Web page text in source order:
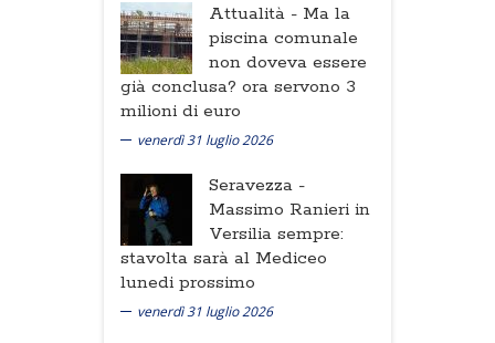
Attualità - Ma la
piscina comunale
non doveva essere
già conclusa? ora servono 3
milioni di euro
venerdì 31 luglio 2026
Seravezza -
Massimo Ranieri in
Versilia sempre:
stavolta sarà al Mediceo
lunedi prossimo
venerdì 31 luglio 2026